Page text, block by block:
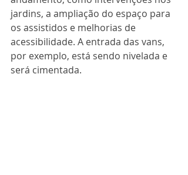
jardins, a ampliação do espaço para
os assistidos e melhorias de
acessibilidade. A entrada das vans,
por exemplo, está sendo nivelada e
será cimentada.